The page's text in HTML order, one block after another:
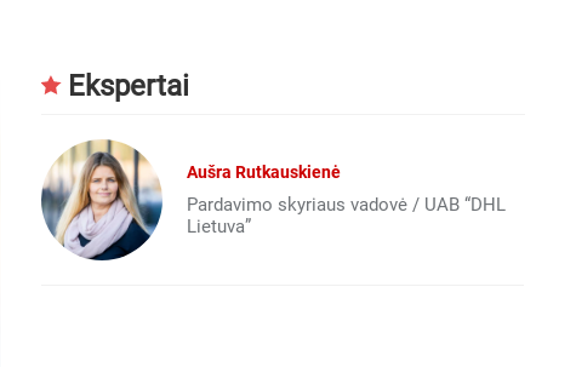
Ekspertai
Aušra Rutkauskienė
Pardavimo skyriaus vadovė / UAB “DHL
Lietuva”